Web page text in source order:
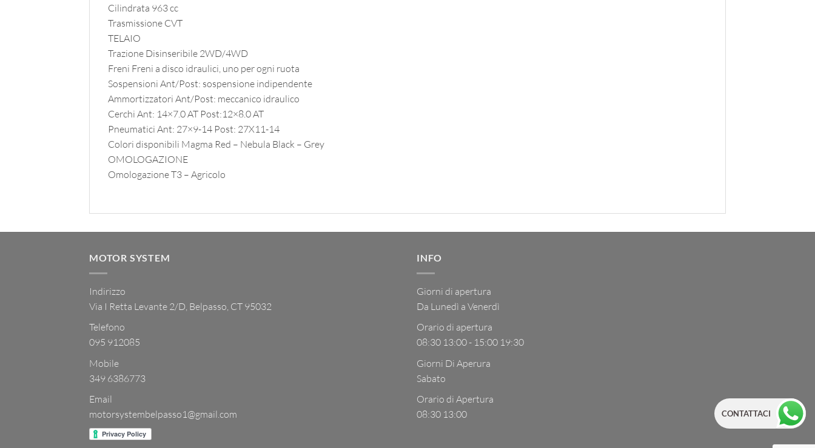
Cilindrata 963 cc
Trasmissione CVT
TELAIO
Trazione Disinseribile 2WD/4WD
Freni Freni a disco idraulici, uno per ogni ruota
Sospensioni Ant/Post: sospensione indipendente
Ammortizzatori Ant/Post: meccanico idraulico
Cerchi Ant: 14×7.0 AT Post:12×8.0 AT
Pneumatici Ant: 27×9-14 Post: 27X11-14
Colori disponibili Magma Red – Nebula Black – Grey
OMOLOGAZIONE
Omologazione T3 – Agricolo
MOTOR SYSTEM
Indirizzo
Via I Retta Levante 2/D, Belpasso, CT 95032
Telefono
095 912085
Mobile
349 6386773
Email
motorsystembelpasso1@gmail.com
INFO
Giorni di apertura
Da Lunedì a Venerdì
Orario di apertura
08:30 13:00 - 15:00 19:30
Giorni Di Aperura
Sabato
Orario di Apertura
08:30 13:00
CONTATTACI